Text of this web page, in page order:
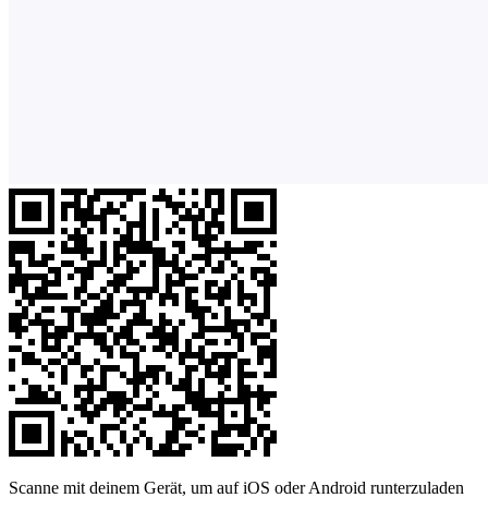
Scanne mit deinem Gerät, um auf iOS oder Android runterzuladen